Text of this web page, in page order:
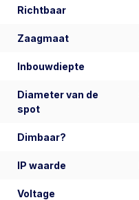
Richtbaar
Zaagmaat
Inbouwdiepte
Diameter van de
spot
Dimbaar?
IP waarde
Voltage